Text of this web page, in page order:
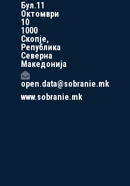
Бул.11
Октомври
10
1000
Скопје,
Република
Северна
Македонија
open.data@sobranie.mk
www.sobranie.mk